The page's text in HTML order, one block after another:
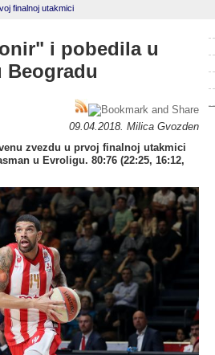
finalnoj utakmici
i pobedila u
09.04.2018. Milica Gvozden
zvezdu u prvoj finalnoj utakmici
u Evroligu. 80:76 (22:25, 16:12,